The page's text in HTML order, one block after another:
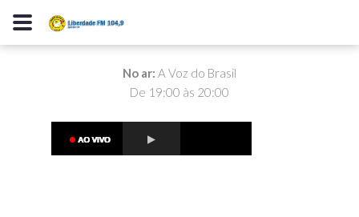
No ar: A Voz do Brasil
De 19:00 às 20:00